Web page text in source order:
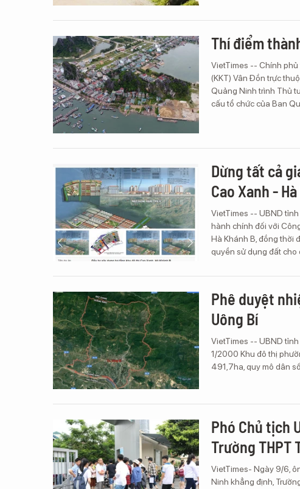
Thí điểm
VietTimes -- Chính phủ
(KKT) Vân Đồn trực
Quảng Ninh trình Thủ
cấu tổ chức của Ban
Dừng tất cả
Cao Xanh -
VietTimes -- UBND
hành chính đối với
Hà Khánh B, đồng thời
quyền sử dụng đất cho
Phê duyệt
Uông Bí
VietTimes -- UBND
1/2000 Khu đô thị
491,7ha, quy mô dân
Phó Chủ tịch
Trường THPT
VietTimes- Ngày 9/6,
Ninh khẳng định,